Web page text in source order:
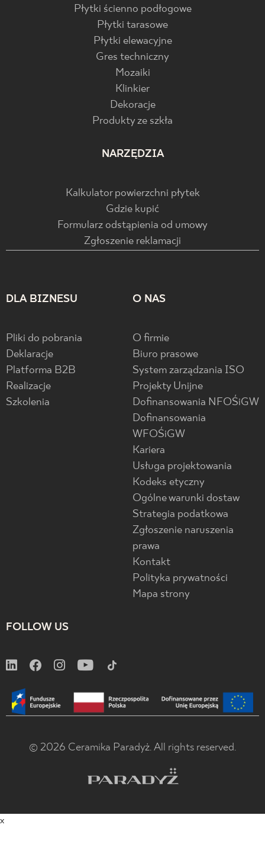
Płytki ścienno podłogowe
Płytki tarasowe
Płytki elewacyjne
Gres techniczny
Mozaiki
Klinkier
Dekoracje
Produkty ze szkła
NARZĘDZIA
Kalkulator powierzchni płytek
Gdzie kupić
Formularz odstąpienia od umowy
Zgłoszenie reklamacji
DLA BIZNESU
Pliki do pobrania
Deklaracje
Platforma B2B
Realizacje
Szkolenia
O NAS
O firmie
Biuro prasowe
System zarządzania ISO
Projekty Unijne
Dofinansowania NFOŚiGW
Dofinansowania
WFOŚiGW
Kariera
Usługa projektowania
Kodeks etyczny
Ogólne warunki dostaw
Strategia podatkowa
Zgłoszenie naruszenia
prawa
Kontakt
Polityka prywatności
Mapa strony
FOLLOW US
© 2026 Ceramika Paradyż. All rights reserved.
x